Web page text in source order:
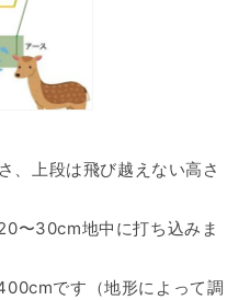
、上段は飛び越えない高さ
〜30cm地中に打ち込みま
です（地形によって調